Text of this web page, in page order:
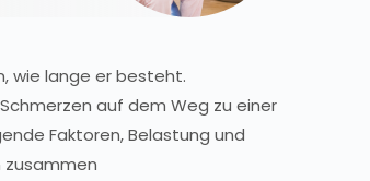
wie lange er besteht.
auf dem Weg zu einer
Faktoren, Belastung und